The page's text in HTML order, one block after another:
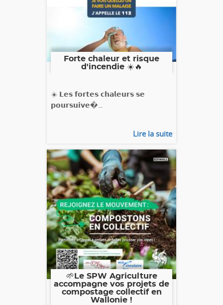
Forte chaleur et risque
d'incendie ☀️🔥
☀️ 𝗟𝗲𝘀 𝗳𝗼𝗿𝘁𝗲𝘀 𝗰𝗵𝗮𝗹𝗲𝘂𝗿𝘀 𝘀𝗲
𝗽𝗼𝘂𝗿𝘀𝘂𝗶𝘃𝗲�...
Lire la suite
🌱Le SPW Agriculture
accompagne vos projets de
compostage collectif en
Wallonie !